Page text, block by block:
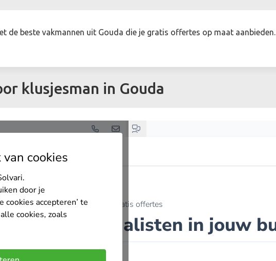
de beste vakmannen uit Gouda die je gratis offertes op maat aanbieden.
klusjesman in Gouda